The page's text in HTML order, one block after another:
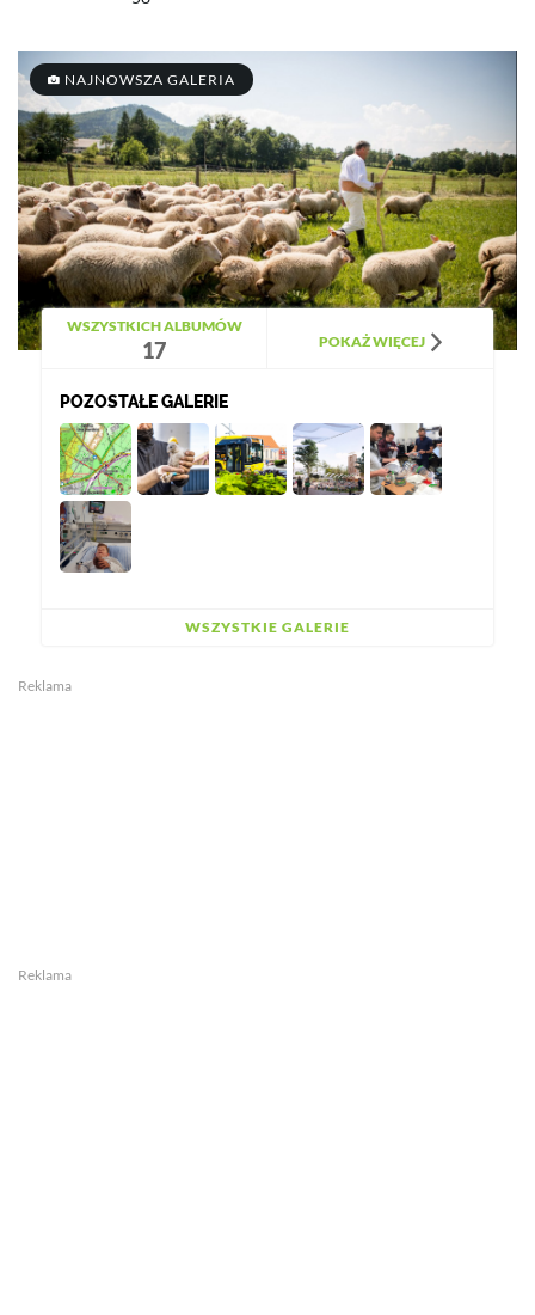
NAJNOWSZA GALERIA
WSZYSTKICH ALBUMÓW
17 POKAŻ WIĘCEJ
POZOSTAŁE GALERIE
WSZYSTKIE GALERIE
Reklama
Reklama